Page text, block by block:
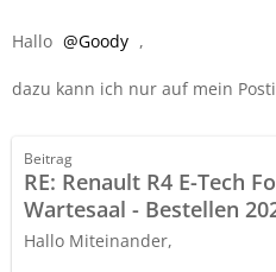
Hallo Goody ,
dazu kann ich nur auf mein
Beitrag
RE: Renault R4 E-Tech
Wartesaal - Bestellen
2027 - Auslieferung des
Hallo Miteinander,